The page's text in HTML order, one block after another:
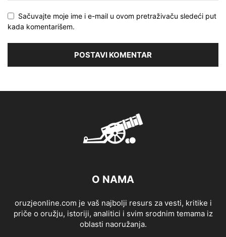
Sačuvajte moje ime i e-mail u ovom pretraživaču sledeći put
kada komentarišem.
O NAMA
oruzjeonline.com je vaš najbolji resurs za vesti, kritike i
priče o oružju, istoriji, analitici i svim srodnim temama iz
oblasti naoružanja.